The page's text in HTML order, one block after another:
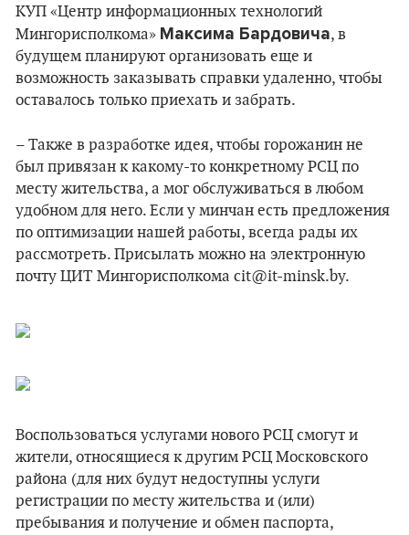
КУП «Центр информационных технологий
Мингорисполкома» Максима Бардовича, в
будущем планируют организовать еще и
возможность заказывать справки удаленно, чтобы
оставалось только приехать и забрать.
– Также в разработке идея, чтобы горожанин не
был привязан к какому-то конкретному РСЦ по
месту жительства, а мог обслуживаться в любом
удобном для него. Если у минчан есть предложения
по оптимизации нашей работы, всегда рады их
рассмотреть. Присылать можно на электронную
почту ЦИТ Мингорисполкома cit@it-minsk.by.
Воспользоваться услугами нового РСЦ смогут и
жители, относящиеся к другим РСЦ Московского
района (для них будут недоступны услуги
регистрации по месту жительства и (или)
пребывания и получение и обмен паспорта,